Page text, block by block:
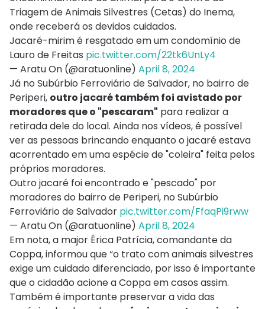
Triagem de Animais Silvestres (Cetas) do Inema,
onde receberá os devidos cuidados.
Jacaré-mirim é resgatado em um condomínio de
Lauro de Freitas pic.twitter.com/22tk6UnLy4
— Aratu On (@aratuonline) April 8, 2024
Já no Subúrbio Ferroviário de Salvador, no bairro de
Periperi, outro jacaré também foi avistado por
moradores que o "pescaram" para realizar a
retirada dele do local. Ainda nos vídeos, é possível
ver as pessoas brincando enquanto o jacaré estava
acorrentado em uma espécie de "coleira" feita pelos
próprios moradores.
Outro jacaré foi encontrado e "pescado" por
moradores do bairro de Periperi, no Subúrbio
Ferroviário de Salvador pic.twitter.com/FfaqPi9rww
— Aratu On (@aratuonline) April 8, 2024
Em nota, a major Érica Patrícia, comandante da
Coppa, informou que “o trato com animais silvestres
exige um cuidado diferenciado, por isso é importante
que o cidadão acione a Coppa em casos assim.
Também é importante preservar a vida das